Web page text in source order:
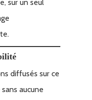
sur un seul
diffusés sur ce
aucune